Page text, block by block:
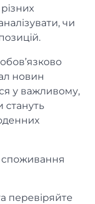
чи
новин
у важливому,
стануть
споживання
перевіряйте